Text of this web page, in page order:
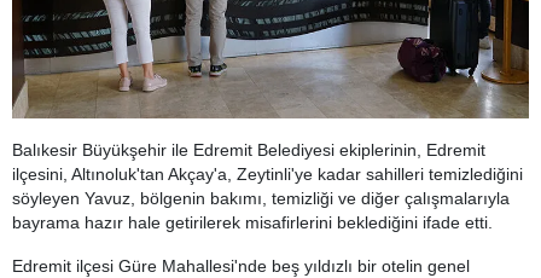
Balıkesir Büyükşehir ile Edremit Belediyesi ekiplerinin, Edremit
ilçesini, Altınoluk'tan Akçay'a, Zeytinli'ye kadar sahilleri temizlediğini
söyleyen Yavuz, bölgenin bakımı, temizliği ve diğer çalışmalarıyla
bayrama hazır hale getirilerek misafirlerini beklediğini ifade etti.
Edremit ilçesi Güre Mahallesi'nde beş yıldızlı bir otelin genel